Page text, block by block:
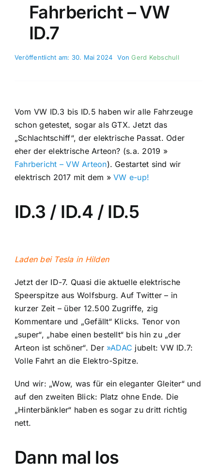
Fahrbericht – VW
ID.7
Veröffentlicht am: 30. Mai 2024 VonGerd Kebschull
Vom VW ID.3 bis ID.5 haben wir alle Fahrzeuge
schon getestet, sogar als GTX. Jetzt das
„Schlachtschiff“, der elektrische Passat. Oder
eher der elektrische Arteon? (s.a. 2019 »
Fahrbericht – VW Arteon). Gestartet sind wir
elektrisch 2017 mit dem »VW e-up!
ID.3 / ID.4 / ID.5
Laden bei Tesla in Hilden
Jetzt der ID-7. Quasi die aktuelle elektrische
Speerspitze aus Wolfsburg. Auf Twitter – in
kurzer Zeit – über 12.500 Zugriffe, zig
Kommentare und „Gefällt“ Klicks. Tenor von
„super“, „habe einen bestellt“ bis hin zu „der
Arteon ist schöner“. Der »ADAC jubelt: VW ID.7:
Volle Fahrt an die Elektro-Spitze.
Und wir: „Wow, was für ein eleganter Gleiter“ und
auf den zweiten Blick: Platz ohne Ende. Die
„Hinterbänkler“ haben es sogar zu dritt richtig
nett.
Dann mal los